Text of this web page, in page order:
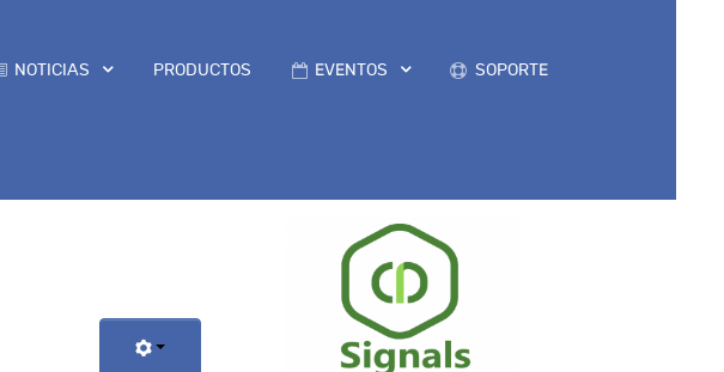
NOTICIAS PRODUCTOS EVENTOS SOPORTE